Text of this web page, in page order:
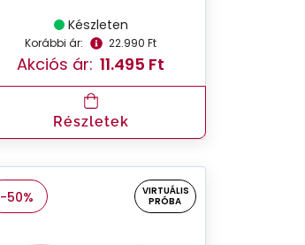
Készleten
Korábbi ár: 22.990 Ft
Akciós ár: 11.495 Ft
Részletek
-50%
VIRTUÁLIS
PRÓBA